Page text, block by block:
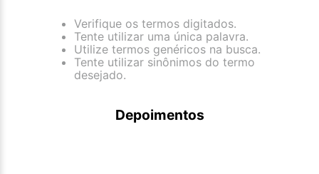
Verifique os termos digitados.
Tente utilizar uma única palavra.
Utilize termos genéricos na busca.
Tente utilizar sinônimos do termo
desejado.
Depoimentos